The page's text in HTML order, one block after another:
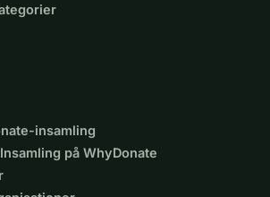
insamling
på WhyDonate